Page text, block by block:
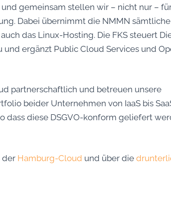
gemeinsam stellen wir – nicht nur –
Dabei übernimmt die NMMN sämtliche
das Linux-Hosting. Die FKS steuert
ergänzt Public Cloud Services und
partnerschaftlich und betreuen unsere
beider Unternehmen von IaaS bis
dass diese DSGVO-konform geliefert
der Hamburg-Cloud und über die